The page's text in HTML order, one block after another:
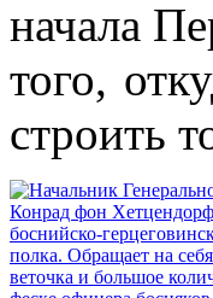
начала
того,
строить